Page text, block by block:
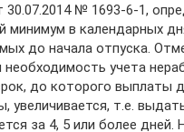
30.07.2014 № 1693-6-1,
минимум в календарных
до начала отпуска.
необходимость учета
до которого выплаты
увеличивается, т.е.
за 4, 5 или более дней.